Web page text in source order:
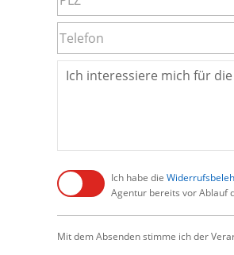
Ich habe die
Agentur bereits vor Ablauf
Mit dem Absenden stimme ich der